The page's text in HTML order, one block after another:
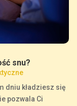
snu?
dniu kładziesz się
pozwala Ci